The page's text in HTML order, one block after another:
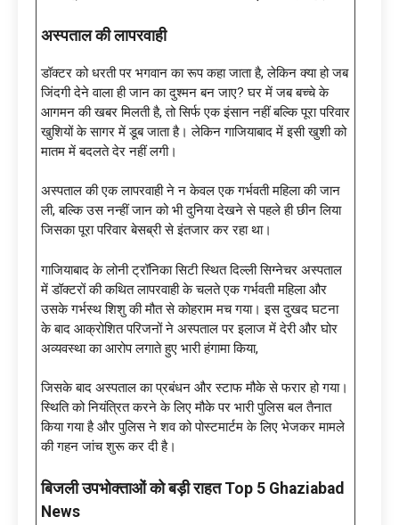
अस्पताल की लापरवाही
डॉक्टर को धरती पर भगवान का रूप कहा जाता है, लेकिन क्या हो जब
जिंदगी देने वाला ही जान का दुश्मन बन जाए? घर में जब बच्चे के
आगमन की खबर मिलती है, तो सिर्फ एक इंसान नहीं बल्कि पूरा परिवार
खुशियों के सागर में डूब जाता है। लेकिन गाजियाबाद में इसी खुशी को
मातम में बदलते देर नहीं लगी।
अस्पताल की एक लापरवाही ने न केवल एक गर्भवती महिला की जान
ली, बल्कि उस नन्हीं जान को भी दुनिया देखने से पहले ही छीन लिया
जिसका पूरा परिवार बेसब्री से इंतजार कर रहा था।
गाजियाबाद के लोनी ट्रॉनिका सिटी स्थित दिल्ली सिग्नेचर अस्पताल
में डॉक्टरों की कथित लापरवाही के चलते एक गर्भवती महिला और
उसके गर्भस्थ शिशु की मौत से कोहराम मच गया। इस दुखद घटना
के बाद आक्रोशित परिजनों ने अस्पताल पर इलाज में देरी और घोर
अव्यवस्था का आरोप लगाते हुए भारी हंगामा किया,
जिसके बाद अस्पताल का प्रबंधन और स्टाफ मौके से फरार हो गया।
स्थिति को नियंत्रित करने के लिए मौके पर भारी पुलिस बल तैनात
किया गया है और पुलिस ने शव को पोस्टमार्टम के लिए भेजकर मामले
की गहन जांच शुरू कर दी है।
बिजली उपभोक्ताओं को बड़ी राहत Top 5 Ghaziabad
News